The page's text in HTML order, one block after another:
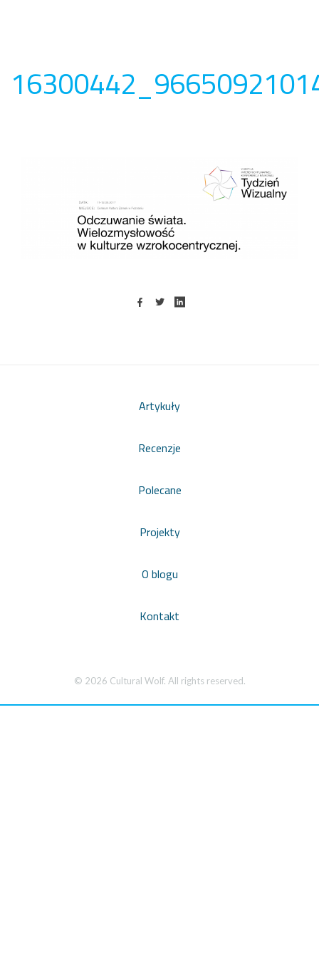
Artykuły
Recenzje
Polecane
Projekty
O blogu
Kontakt
© 2026 Cultural Wolf. All rights reserved.